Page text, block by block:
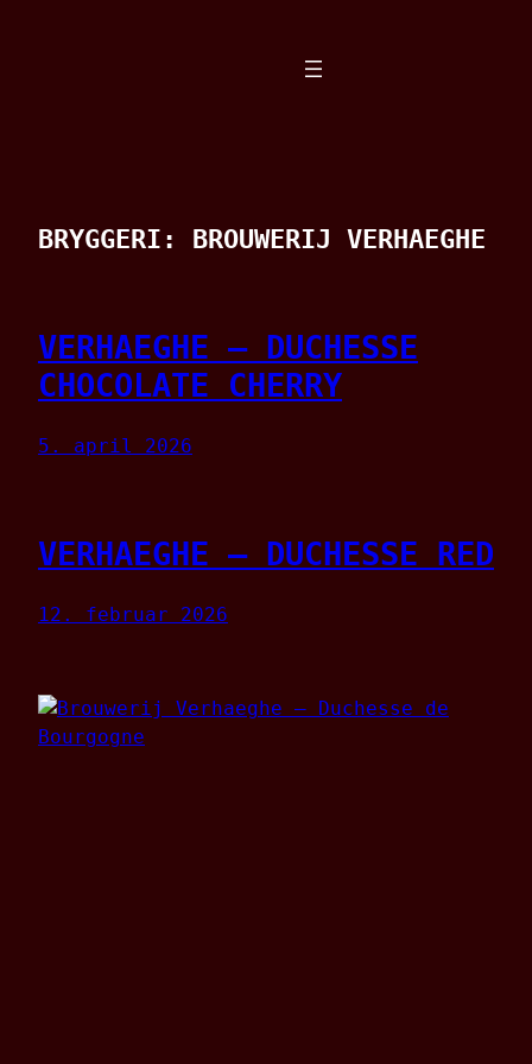
BRYGGERI: BROUWERIJ VERHAEGHE
VERHAEGHE – DUCHESSE
CHOCOLATE CHERRY
5. april 2026
VERHAEGHE – DUCHESSE RED
12. februar 2026